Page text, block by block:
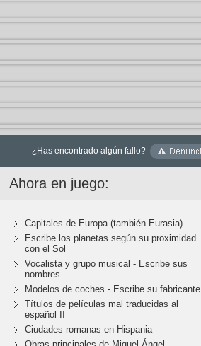
¿Has encontrado algún fallo?
Ahora en juego:
Capitales de Europa (también Eurasia)
Escribe los planetas según su proximidad
con el Sol
Vocalista y grupo musical - Escribe sus
nombres
Modelos de coches - Escribe su fabricante
Títulos de películas mal traducidas al
español II
Ciudades romanas en Hispania